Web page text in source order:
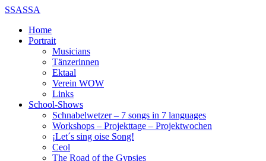
SSASSA
Home
Portrait
Musicians
Tänzerinnen
Ektaal
Verein WOW
Links
School-Shows
Schnabelwetzer – 7 songs in 7 languages
Workshops – Projekttage – Projektwochen
¡Let´s sing oise Song!
Ceol
The Road of the Gypsies